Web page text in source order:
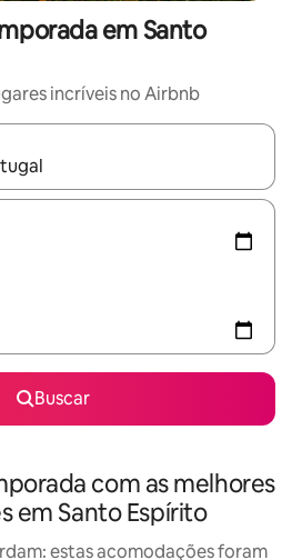
em Santo
incríveis no Airbnb
estiverem disponíveis, explore-os
Buscar
com as melhores
em Santo Espírito
estas acomodações foram